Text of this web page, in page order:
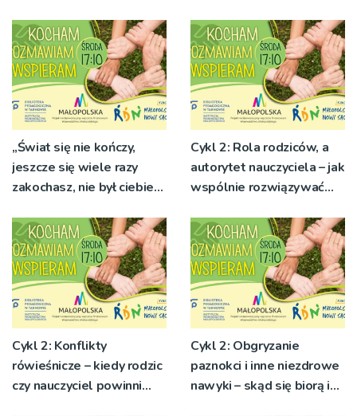
„Świat się nie kończy,
jeszcze się wiele razy
zakochasz, nie był ciebie
po rozstaniach
nastolatków?
Cykl 2: Rola rodziców, a
autorytet nauczyciela – jak
wspólnie rozwiązywać
Cykl 2: Konflikty
rówieśnicze – kiedy rodzic
czy nauczyciel powinni
Cykl 2: Obgryzanie
paznokci i inne niezdrowe
nawyki – skąd się biorą i